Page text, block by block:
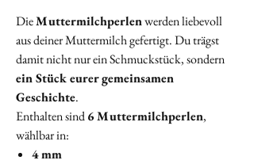
DieMuttermilchperlenwerden liebevoll
aus deiner Muttermilch gefertigt. Du trägst
damit nicht nur ein Schmuckstück, sondern
ein Stück eurer gemeinsamen
Geschichte.
Enthalten sind6 Muttermilchperlen,
wählbar in:
4 mm